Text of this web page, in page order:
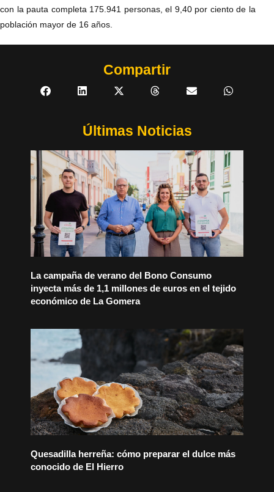
con la pauta completa 175.941 personas, el 9,40 por ciento de la
población mayor de 16 años.
Compartir
Últimas Noticias
La campaña de verano del Bono Consumo
inyecta más de 1,1 millones de euros en el tejido
económico de La Gomera
Quesadilla herreña: cómo preparar el dulce más
conocido de El Hierro